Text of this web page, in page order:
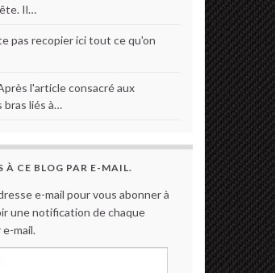
Il…
pas recopier ici tout ce qu'on
l'article consacré aux
bras liés à…
À CE BLOG PAR E-MAIL.
e-mail pour vous abonner à
une notification de chaque
mail.